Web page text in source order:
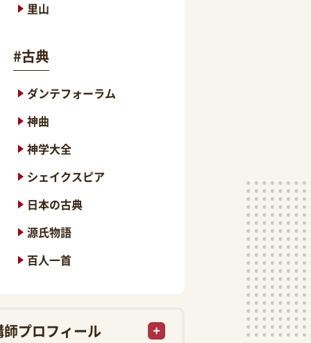
里山
#古典
ダンテフォーラム
神曲
神学大全
シェイクスピア
日本の古典
源氏物語
百人一首
師プロフィール